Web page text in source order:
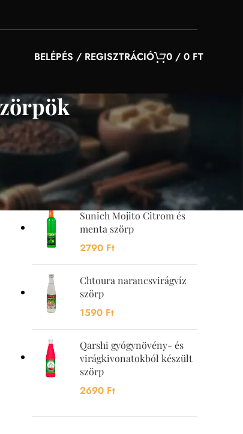
BELÉPÉS / REGISZTRÁCIÓ 0 / 0 FT
YOU MAY ALSO LIKE…
Sunquick mangó szörp
700 ml
4200Ft
Sunich Mojito Citrom és
menta szörp
2790 Ft
Chtoura narancsvirágvíz
szörp
1590 Ft
Qarshi gyógynövény- és
virágkivonatokból készült
szörp
2690 Ft